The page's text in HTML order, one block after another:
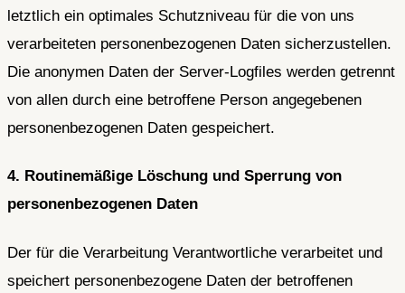
letztlich ein optimales Schutzniveau für die von uns
verarbeiteten personenbezogenen Daten sicherzustellen.
Die anonymen Daten der Server-Logfiles werden getrennt
von allen durch eine betroffene Person angegebenen
personenbezogenen Daten gespeichert.
4. Routinemäßige Löschung und Sperrung von
personenbezogenen Daten
Der für die Verarbeitung Verantwortliche verarbeitet und
speichert personenbezogene Daten der betroffenen